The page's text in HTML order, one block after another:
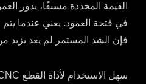
القيمة المحددة مسبقًا، يدور
في فتحة العمود. يعني عندما
فإن الشد المستمر لم يعد يزيد
سهل الاستخدام لأداة القطع CNC للتشغيل والتحول والطحن.